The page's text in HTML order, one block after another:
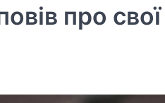
про свої